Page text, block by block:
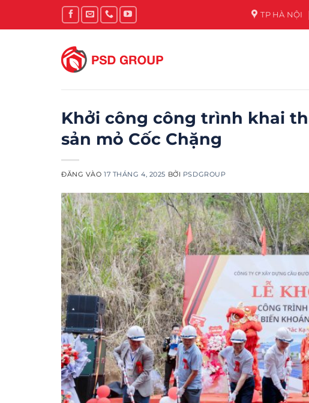
TP HÀ NỘI
Khởi công công trình khai
sản mỏ Cốc Chặng
ĐĂNG VÀO17 THÁNG 4, 2025 BỞI PSDGROUP